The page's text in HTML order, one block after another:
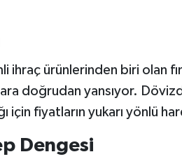
ihraç ürünlerinden biri olan
doğrudan yansıyor.
için fiyatların yukarı yönlü
Dengesi